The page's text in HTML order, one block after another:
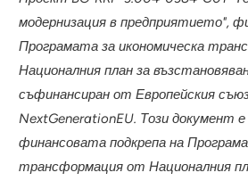
модернизация в предприятието",
Програмата за икономическа
Националния план за
съфинансиран от Европейския
NextGenerationEU. Този документ е
финансовата подкрепа на
трансформация от Националния